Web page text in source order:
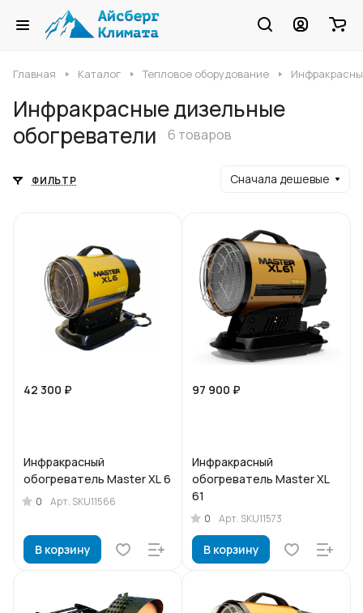
Главная Каталог Тепловое оборудование
Инфракрасные дизельные
обогреватели
6 товаров
ФИЛЬТР Сначала дешевые
42 300 ₽
Инфракрасный
обогреватель Master XL 6
0 Арт. SKU11566
В корзину
97 900 ₽
Инфракрасный
обогреватель Master XL
61
0 Арт. SKU11573
В корзину